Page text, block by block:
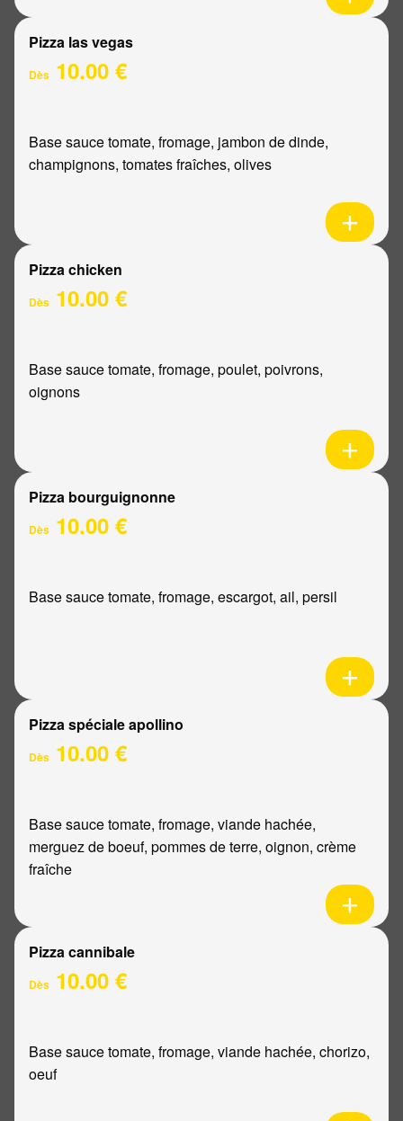
Pizza las vegas
Dès 10.00 €
Base sauce tomate, fromage, jambon de dinde,
champignons, tomates fraîches, olives
Pizza chicken
Dès 10.00 €
Base sauce tomate, fromage, poulet, poivrons,
oignons
Pizza bourguignonne
Dès 10.00 €
Base sauce tomate, fromage, escargot, ail, persil
Pizza spéciale apollino
Dès 10.00 €
Base sauce tomate, fromage, viande hachée,
merguez de boeuf, pommes de terre, oignon, crème
fraîche
Pizza cannibale
Dès 10.00 €
Base sauce tomate, fromage, viande hachée, chorizo,
oeuf